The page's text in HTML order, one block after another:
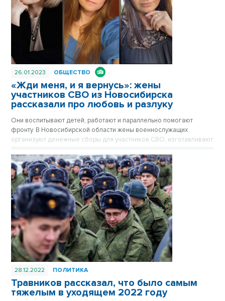
26.01.2023 ОБЩЕСТВО
«Жди меня, и я вернусь»: жены
участников СВО из Новосибирска
рассказали про любовь и разлуку
Они воспитывают детей, работают и параллельно помогают
фронту. В Новосибирской области жены военнослужащих
организуют денежные сборы для участников СВО, изготавливают
блиндажные свечи, выступают на концертах с творческими
номерами. Три реальные истории о любви, вере и разлуке – в
материале VN.ru.
28.12.2022 ПОЛИТИКА
Травников рассказал, что было самым
тяжелым в уходящем 2022 году